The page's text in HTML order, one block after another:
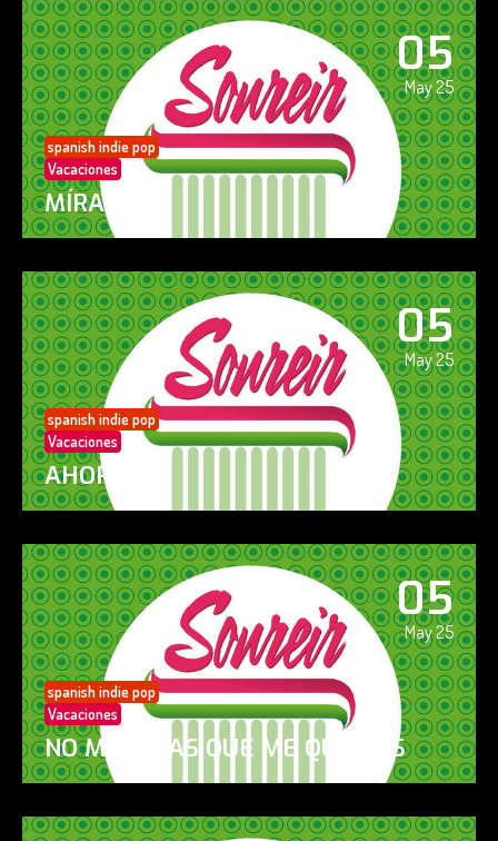
05
May 25
spanish indie pop
Vacaciones
MÍRAME
05
May 25
spanish indie pop
Vacaciones
AHORA SÍ!
05
May 25
spanish indie pop
Vacaciones
NO ME DIGAS QUE ME QUIERES